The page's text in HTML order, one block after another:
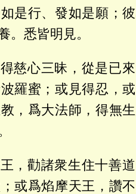
是行、發如是願；
。悉皆明見。
慈心三昧，從是已
羅蜜；或見得忍，
，爲大法師，得無
，勸諸衆生住十善
或爲焰摩天王，讚